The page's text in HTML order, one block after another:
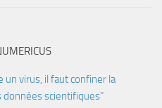
virus, il faut confiner la
scientifiques”